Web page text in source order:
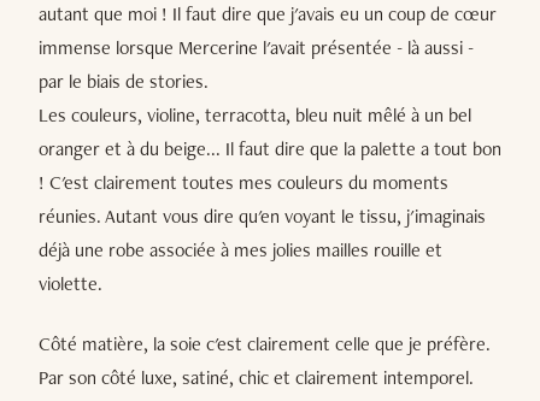
autant que moi ! Il faut dire que j'avais eu un coup de cœur
immense lorsque Mercerine l'avait présentée - là aussi -
par le biais de stories.
Les couleurs, violine, terracotta, bleu nuit mêlé à un bel
oranger et à du beige... Il faut dire que la palette a tout bon
! C'est clairement toutes mes couleurs du moments
réunies. Autant vous dire qu'en voyant le tissu, j'imaginais
déjà une robe associée à mes jolies mailles rouille et
violette.
Côté matière, la soie c'est clairement celle que je préfère.
Par son côté luxe, satiné, chic et clairement intemporel.